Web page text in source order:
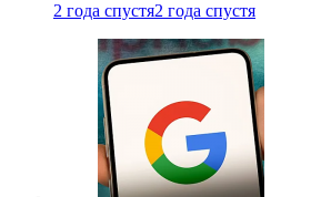
2 года спустя2 года спустя